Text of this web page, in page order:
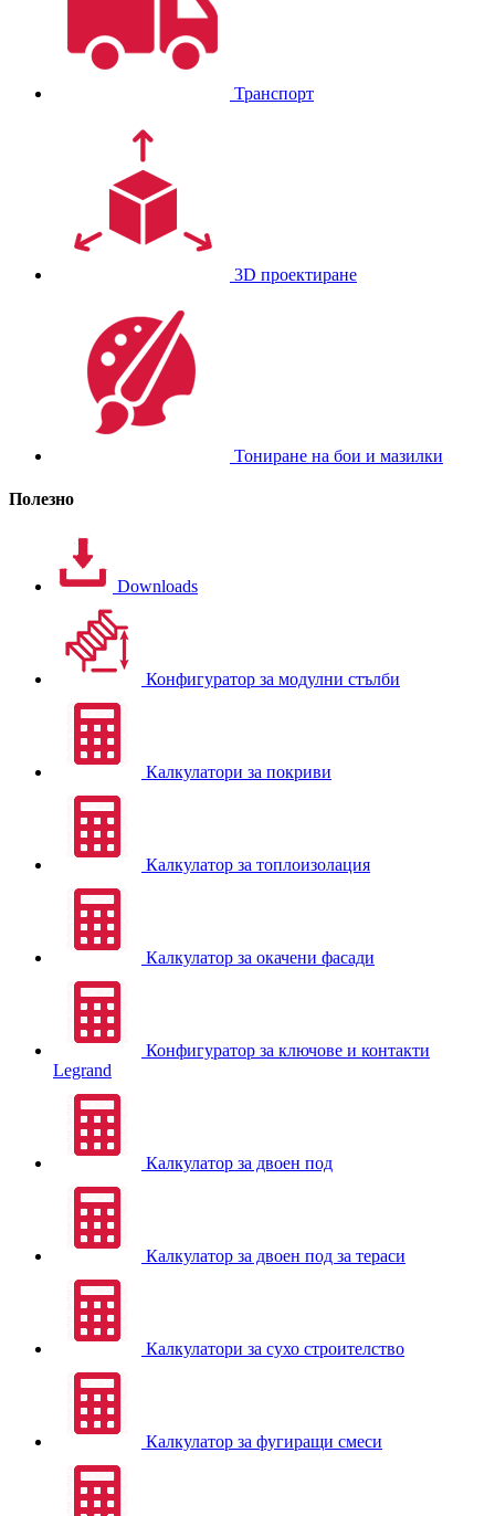
Транспорт
3D проектиране
Тониране на бои и мазилки
Полезно
Downloads
Конфигуратор за модулни стълби
Калкулатори за покриви
Калкулатор за топлоизолация
Калкулатор за окачени фасади
Конфигуратор за ключове и контакти
Legrand
Калкулатор за двоен под
Калкулатор за двоен под за тераси
Калкулатори за сухо строителство
Калкулатор за фугиращи смеси